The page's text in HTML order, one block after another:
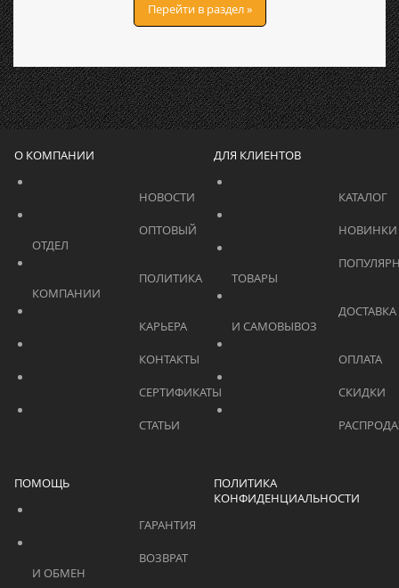
Перейти в раздел »
О КОМПАНИИ
			    		КАРЬЕРА
ДЛЯ КЛИЕНТОВ
ПОМОЩЬ
ПОЛИТИКА
КОНФИДЕНЦИАЛЬНОСТИ